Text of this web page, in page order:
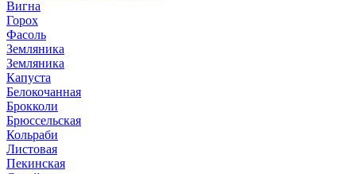
Вигна
Горох
Фасоль
Земляника
Земляника
Капуста
Белокочанная
Брокколи
Брюссельская
Кольраби
Листовая
Пекинская